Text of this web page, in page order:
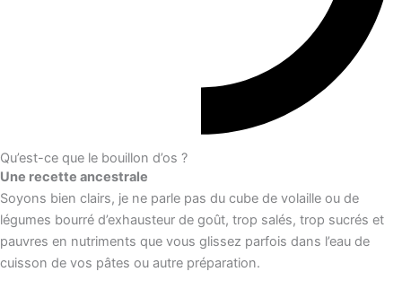
Qu’est-ce que le bouillon d’os ?
Une recette ancestrale
Soyons bien clairs, je ne parle pas du cube de volaille ou de
légumes bourré d’exhausteur de goût, trop salés, trop sucrés et
pauvres en nutriments que vous glissez parfois dans l’eau de
cuisson de vos pâtes ou autre préparation.